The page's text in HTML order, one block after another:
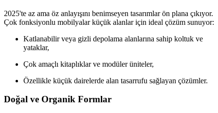
2025'te az ama öz anlayışını benimseyen tasarımlar ön plana çıkıyor.
Çok fonksiyonlu mobilyalar küçük alanlar için ideal çözüm sunuyor:
Katlanabilir veya gizli depolama alanlarına sahip koltuk ve
yataklar,
Çok amaçlı kitaplıklar ve modüler üniteler,
Özellikle küçük dairelerde alan tasarrufu sağlayan çözümler.
Doğal ve Organik Formlar